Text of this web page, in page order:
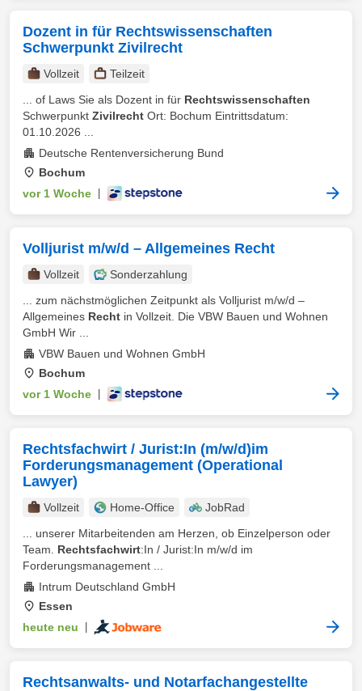
Dozent in für Rechtswissenschaften
Schwerpunkt Zivilrecht
Vollzeit
Teilzeit
... of Laws Sie als Dozent in für Rechtswissenschaften
Schwerpunkt Zivilrecht Ort: Bochum Eintrittsdatum:
01.10.2026 ...
Deutsche Rentenversicherung Bund
Bochum
vor 1 Woche
Volljurist m/w/d – Allgemeines Recht
Vollzeit
Sonderzahlung
... zum nächstmöglichen Zeitpunkt als Volljurist m/w/d –
Allgemeines Recht in Vollzeit. Die VBW Bauen und Wohnen
GmbH Wir ...
VBW Bauen und Wohnen GmbH
Bochum
vor 1 Woche
Rechtsfachwirt / Jurist:In (m/w/d)im
Forderungsmanagement (Operational
Lawyer)
Vollzeit Home-Office
JobRad
... unserer Mitarbeitenden am Herzen, ob Einzelperson oder
Team. Rechtsfachwirt:In / Jurist:In m/w/d im
Forderungsmanagement ...
Intrum Deutschland GmbH
Essen
heute neu
Rechtsanwalts- und Notarfachangestellte